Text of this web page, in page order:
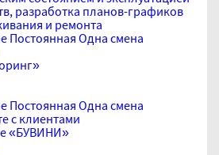
разработка планов-графиков
и ремонта
Постоянная Одна смена
Постоянная Одна смена
с клиентами
«БУВИНИ»